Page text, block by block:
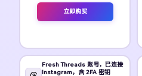
立即购买
Fresh Threads 账号，已连接
Instagram，含 2FA 密钥